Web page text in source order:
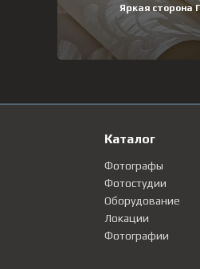
Каталог
Фотографы
Фотостудии
Оборудование
Локации
Фотографии